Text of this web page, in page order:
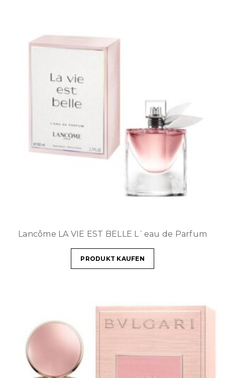
Lancôme LA VIE EST BELLE L`eau de Parfum
PRODUKT KAUFEN